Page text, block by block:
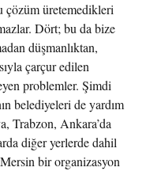
çözüm üretemedikleri
Dört; bu da bize
düşmanlıktan,
çarçur edilen
problemler. Şimdi
belediyeleri de yardım
Trabzon, Ankara’da
diğer yerlerde dahil
bir organizasyon